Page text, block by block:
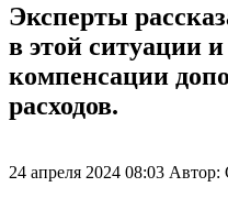
Эксперты
в этой ситуации
компенсации
расходов.
24 апреля 2024 08:03 Автор: